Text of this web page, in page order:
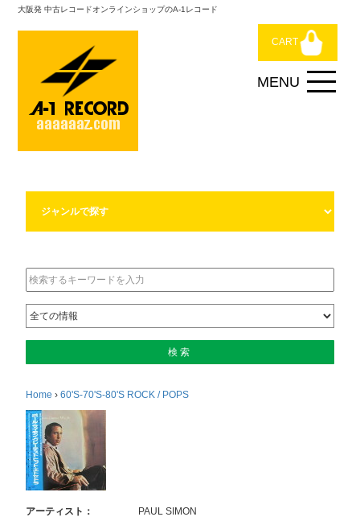
大阪発 中古レコードオンラインショップのA-1レコード
CART
Home ›60'S-70'S-80'S ROCK / POPS
アーティスト：
PAUL SIMON